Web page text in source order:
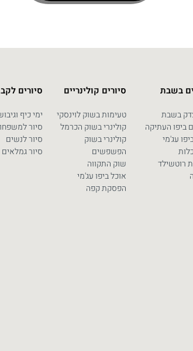
בשבת
בשבת
ביפו העתיקה
עג'מי
רוטשילד
סיורים קולינריים
טעימות בשוק לוינסקי
קולינרי בשוק הכרמל
קולינרי בשוק
הפשפשים
שוק התקווה
אוכל ביפו עג'מי
הפסקת קפה
סיורים
ימי כיף
סיור
סיור לנשים
סיור גמלאים